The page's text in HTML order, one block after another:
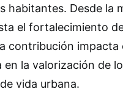
habitantes. Desde la
el fortalecimiento
contribución impacta
en la valorización de
vida urbana.